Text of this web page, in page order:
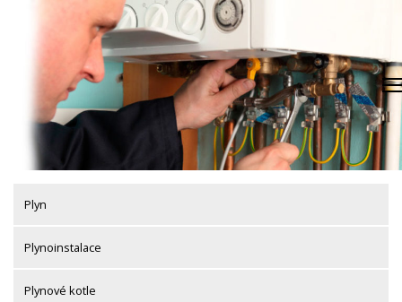
Plyn
Plynoinstalace
Plynové kotle